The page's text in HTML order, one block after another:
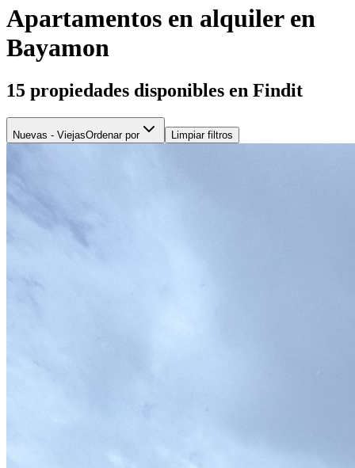
Apartamentos en alquiler en
Bayamon
15 propiedades disponibles en Findit
Nuevas - ViejasOrdenar por Limpiar filtros